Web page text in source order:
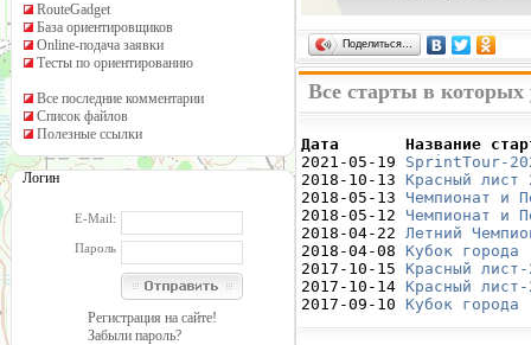
RouteGadget
База ориентировщиков
Online-подача заявки
Тесты по ориентированию
Все последние комментарии
Список файлов
Полезные ссылки
Логин
E-Mail:
Пароль
Регистрация на сайте!
Забыли пароль?
Поделиться…
Все старты в
Дата       Название
2021-05-19 SprintTour-
2018-10-13 Красный
2018-05-13 Чемпионат и
2018-05-12 Чемпионат и
2018-04-22 Летний
2018-04-08 Кубок
2017-10-15 Красный
2017-10-14 Красный
2017-09-10 Кубок